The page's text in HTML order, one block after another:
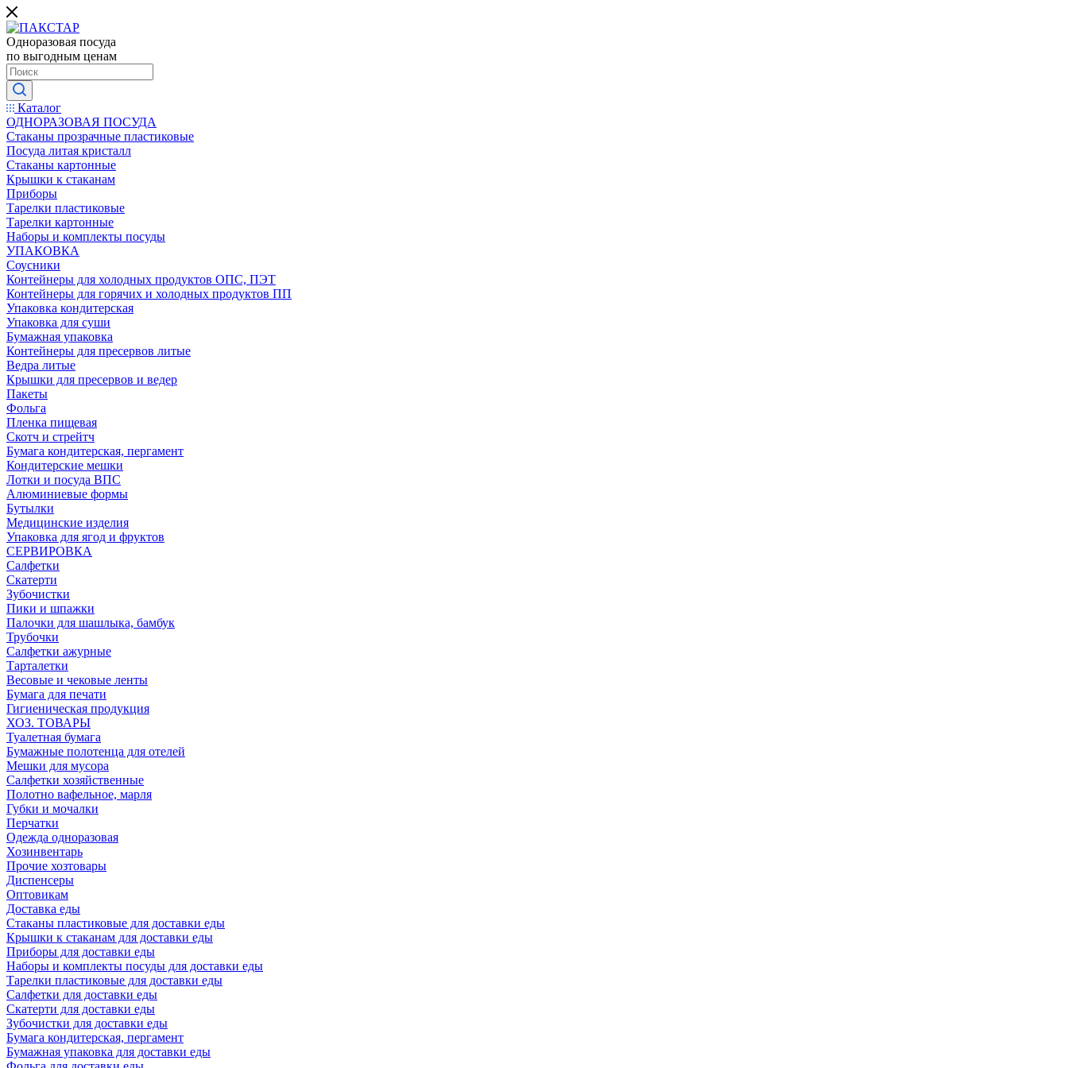
Одноразовая посуда
по выгодным ценам
Каталог
ОДНОРАЗОВАЯ ПОСУДА
Стаканы прозрачные пластиковые
Посуда литая кристалл
Стаканы картонные
Крышки к стаканам
Приборы
Тарелки пластиковые
Тарелки картонные
Наборы и комплекты посуды
УПАКОВКА
Соусники
Контейнеры для холодных продуктов ОПС, ПЭТ
Контейнеры для горячих и холодных продуктов ПП
Упаковка кондитерская
Упаковка для суши
Бумажная упаковка
Контейнеры для пресервов литые
Ведра литые
Крышки для пресервов и ведер
Пакеты
Фольга
Пленка пищевая
Скотч и стрейтч
Бумага кондитерская, пергамент
Кондитерские мешки
Лотки и посуда ВПС
Алюминиевые формы
Бутылки
Медицинские изделия
Упаковка для ягод и фруктов
СЕРВИРОВКА
Салфетки
Скатерти
Зубочистки
Пики и шпажки
Палочки для шашлыка, бамбук
Трубочки
Салфетки ажурные
Тарталетки
Весовые и чековые ленты
Бумага для печати
Гигиеническая продукция
ХОЗ. ТОВАРЫ
Туалетная бумага
Бумажные полотенца для отелей
Мешки для мусора
Салфетки хозяйственные
Полотно вафельное, марля
Губки и мочалки
Перчатки
Одежда одноразовая
Хозинвентарь
Прочие хозтовары
Диспенсеры
Оптовикам
Доставка еды
Стаканы пластиковые для доставки еды
Крышки к стаканам для доставки еды
Приборы для доставки еды
Наборы и комплекты посуды для доставки еды
Тарелки пластиковые для доставки еды
Салфетки для доставки еды
Скатерти для доставки еды
Зубочистки для доставки еды
Бумага кондитерская, пергамент
Бумажная упаковка для доставки еды